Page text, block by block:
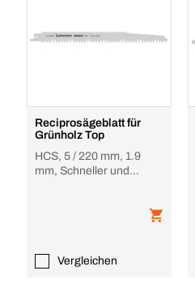
Reciprosägeblatt für
Grünholz Top
HCS, 5 / 220 mm, 1.9
mm, Schneller und
Vergleichen